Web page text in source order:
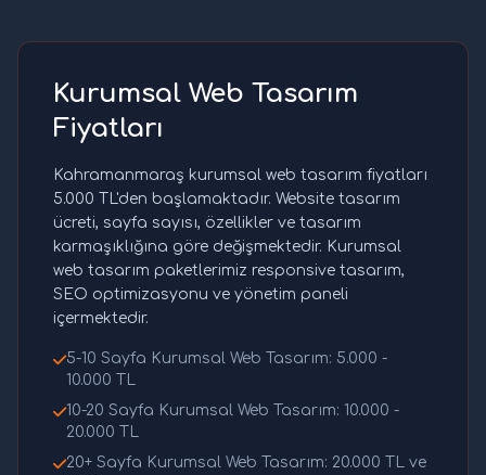
Kurumsal Web Tasarım
Fiyatları
Kahramanmaraş kurumsal web tasarım fiyatları
5.000 TL'den başlamaktadır. Website tasarım
ücreti, sayfa sayısı, özellikler ve tasarım
karmaşıklığına göre değişmektedir. Kurumsal
web tasarım paketlerimiz responsive tasarım,
SEO optimizasyonu ve yönetim paneli
içermektedir.
5-10 Sayfa Kurumsal Web Tasarım: 5.000 -
10.000 TL
10-20 Sayfa Kurumsal Web Tasarım: 10.000 -
20.000 TL
20+ Sayfa Kurumsal Web Tasarım: 20.000 TL ve